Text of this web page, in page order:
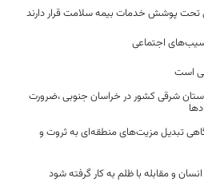
اجتماعی
است
شرقی کشور در خراسان جنوبی ،ضرورت
تبدیل مزیت‌های منطقه‌ای به ثروت و
و مقابله با ظلم به کار گرفته شود